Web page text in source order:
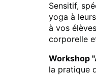
Sensitif,
yoga à
à vos
corporelle
Workshop
la pratique